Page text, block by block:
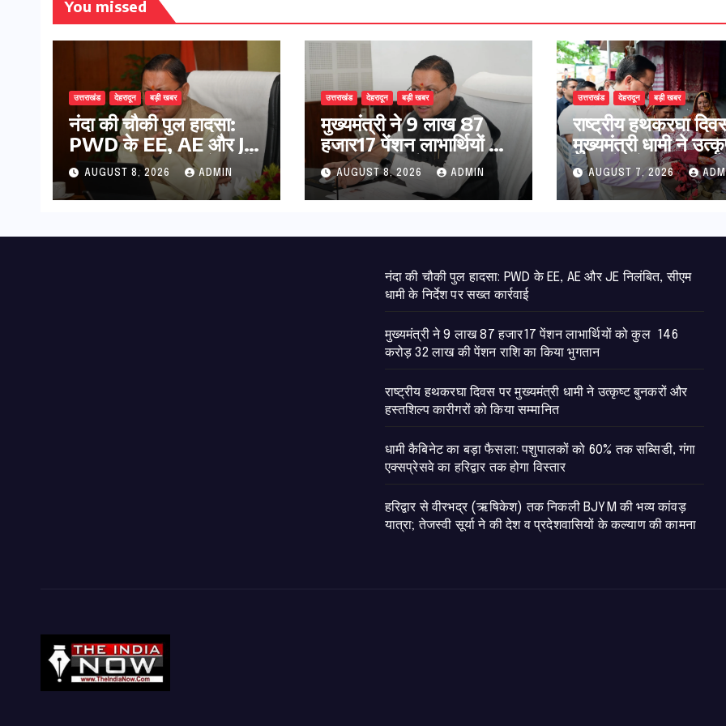
You missed
उत्तराखंड देहरादून बड़ी खबर
नंदा की चौकी पुल हादसा:
PWD के EE, AE और JE
निलंबित, सीएम धामी के निर्देश
पर सख्त कार्रवाई
AUGUST 8, 2026 ADMIN
उत्तराखंड देहरादून बड़ी खबर
मुख्यमंत्री ने 9 लाख 87
हजार17 पेंशन लाभार्थियों को
कुल 146 करोड़ 32 लाख
की पेंशन राशि का किया
भुगतान
AUGUST 8, 2026 ADMIN
उत्तराखंड देहरादून बड़ी खबर
राष्ट्रीय हथकरघा
मुख्यमंत्री धामी ने
बुनकरों और हस्तशिल्प
कारीगरों को किया
AUGUST 7, 2026
नंदा की चौकी पुल हादसा: PWD के EE, AE और JE निलंबित, सीएम
धामी के निर्देश पर सख्त कार्रवाई
मुख्यमंत्री ने 9 लाख 87 हजार17 पेंशन लाभार्थियों को कुल 146
करोड़ 32 लाख की पेंशन राशि का किया भुगतान
राष्ट्रीय हथकरघा दिवस पर मुख्यमंत्री धामी ने उत्कृष्ट बुनकरों और
हस्तशिल्प कारीगरों को किया सम्मानित
​धामी कैबिनेट का बड़ा फैसला: पशुपालकों को 60% तक सब्सिडी, गंगा
एक्सप्रेसवे का हरिद्वार तक होगा विस्तार
​हरिद्वार से वीरभद्र (ऋषिकेश) तक निकली BJYM की भव्य कांवड़
यात्रा; तेजस्वी सूर्या ने की देश व प्रदेशवासियों के कल्याण की कामना